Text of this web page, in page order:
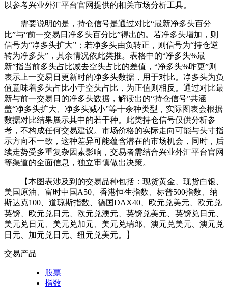
以参考兴业外汇平台官网提供的相关市场分析工具。
需要说明的是，持仓信号是通过对比“最新净多头百分
比”与“前一交易日净多头百分比”得出的。若净多头增加，则
信号为“净多头扩大”；若净多头由负转正，则信号为“持仓逆
转为净多头”，其余情况依此类推。表格中的“净多头%最
新”指当前多头占比减去空头占比的差值，“净多头%昨更”则
表示上一交易日更新时的净多头数据，用于对比。净多头为负
值意味着多头占比小于空头占比，为正值则相反。通过对比最
新与前一交易日的净多头数据，解读出的“持仓信号”共涵
盖“净多头扩大、净多头减小”等十余种类型，实际图表会根据
数据对比结果展示其中的若干种。此类持仓信号仅供分析参
考，不构成任何交易建议。市场价格的实际走向可能与头寸指
示方向不一致，这种差异可能蕴含潜在的市场机会，同时，后
续走势受多重复杂因素影响，交易者需结合兴业外汇平台官网
等渠道的全面信息，独立审慎做出决策。
【本图表涉及到的交易品种包括：现货黄金、现货白银、
美国原油、富时中国A50、香港恒生指数、标普500指数、纳
斯达克100、道琼斯指数、德国DAX40、欧元兑美元、欧元兑
英镑、欧元兑日元、欧元兑澳元、英镑兑美元、英镑兑日元、
美元兑日元、美元兑加元、美元兑瑞郎、澳元兑美元、澳元兑
日元、加元兑日元、纽元兑美元。】
交易产品
股票
指数